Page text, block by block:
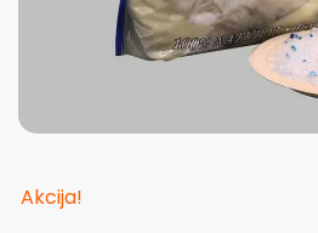
Akcija!